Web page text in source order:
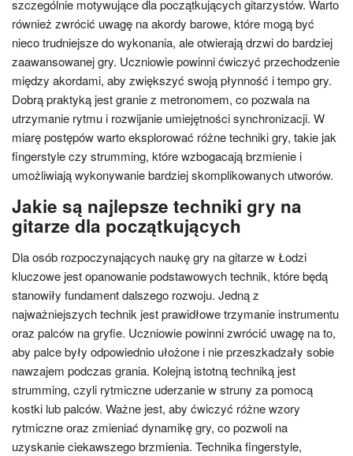
szczególnie motywujące dla początkujących gitarzystów. Warto
również zwrócić uwagę na akordy barowe, które mogą być
nieco trudniejsze do wykonania, ale otwierają drzwi do bardziej
zaawansowanej gry. Uczniowie powinni ćwiczyć przechodzenie
między akordami, aby zwiększyć swoją płynność i tempo gry.
Dobrą praktyką jest granie z metronomem, co pozwala na
utrzymanie rytmu i rozwijanie umiejętności synchronizacji. W
miarę postępów warto eksplorować różne techniki gry, takie jak
fingerstyle czy strumming, które wzbogacają brzmienie i
umożliwiają wykonywanie bardziej skomplikowanych utworów.
Jakie są najlepsze techniki gry na
gitarze dla początkujących
Dla osób rozpoczynających naukę gry na gitarze w Łodzi
kluczowe jest opanowanie podstawowych technik, które będą
stanowiły fundament dalszego rozwoju. Jedną z
najważniejszych technik jest prawidłowe trzymanie instrumentu
oraz palców na gryfie. Uczniowie powinni zwrócić uwagę na to,
aby palce były odpowiednio ułożone i nie przeszkadzały sobie
nawzajem podczas grania. Kolejną istotną techniką jest
strumming, czyli rytmiczne uderzanie w struny za pomocą
kostki lub palców. Ważne jest, aby ćwiczyć różne wzory
rytmiczne oraz zmieniać dynamikę gry, co pozwoli na
uzyskanie ciekawszego brzmienia. Technika fingerstyle,